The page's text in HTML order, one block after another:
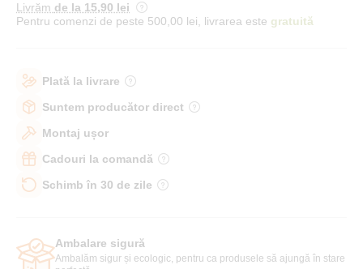
Livrăm de la 15,90 lei
Pentru comenzi de peste 500,00 lei, livrarea este gratuită
Plată la livrare
Suntem producător direct
Montaj ușor
Cadouri la comandă
Schimb în 30 de zile
Ambalare sigură
Ambalăm sigur și ecologic, pentru ca produsele să ajungă în stare